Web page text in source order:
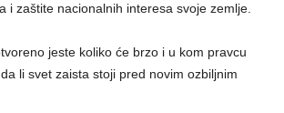
i zaštite nacionalnih interesa svoje zemlje.
jeste koliko će brzo i u kom pravcu
li svet zaista stoji pred novim ozbiljnim